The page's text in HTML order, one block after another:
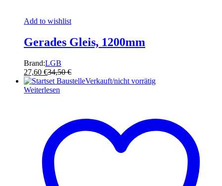
Add to wishlist
Gerades Gleis, 1200mm
Brand:LGB
27,60 €34,50€
Verkauft/nicht vorrätig
Weiterlesen